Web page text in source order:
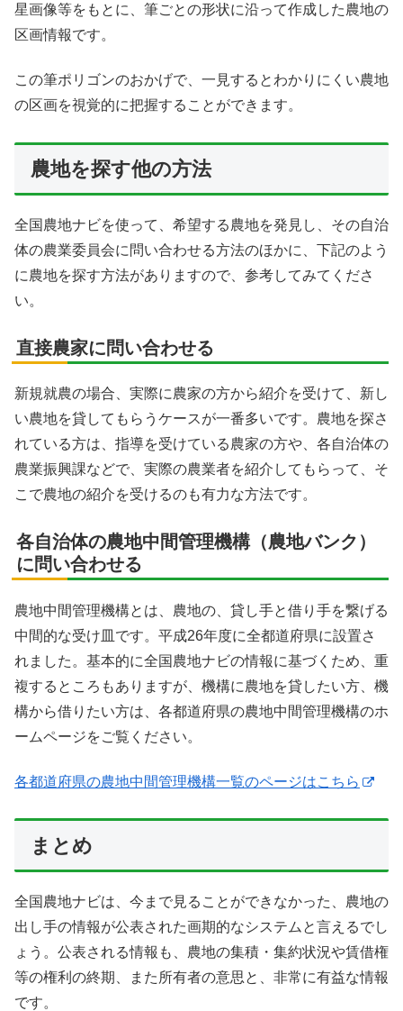
星画像等をもとに、筆ごとの形状に沿って作成した農地の
区画情報です。
この筆ポリゴンのおかげで、一見するとわかりにくい農地
の区画を視覚的に把握することができます。
農地を探す他の方法
全国農地ナビを使って、希望する農地を発見し、その自治
体の農業委員会に問い合わせる方法のほかに、下記のよう
に農地を探す方法がありますので、参考してみてくださ
い。
直接農家に問い合わせる
新規就農の場合、実際に農家の方から紹介を受けて、新し
い農地を貸してもらうケースが一番多いです。農地を探さ
れている方は、指導を受けている農家の方や、各自治体の
農業振興課などで、実際の農業者を紹介してもらって、そ
こで農地の紹介を受けるのも有力な方法です。
各自治体の農地中間管理機構（農地バンク）
に問い合わせる
農地中間管理機構とは、農地の、貸し手と借り手を繋げる
中間的な受け皿です。平成26年度に全都道府県に設置さ
れました。基本的に全国農地ナビの情報に基づくため、重
複するところもありますが、機構に農地を貸したい方、機
構から借りたい方は、各都道府県の農地中間管理機構のホ
ームページをご覧ください。
各都道府県の農地中間管理機構一覧のページはこちら
まとめ
全国農地ナビは、今まで見ることができなかった、農地の
出し手の情報が公表された画期的なシステムと言えるでし
ょう。公表される情報も、農地の集積・集約状況や賃借権
等の権利の終期、また所有者の意思と、非常に有益な情報
です。